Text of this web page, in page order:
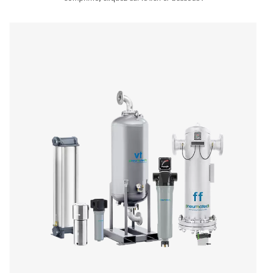
Une gamme complète
produits
Pour en savoir plus sur nos différents types de
comprimé, cliquez sur le lien ci-dessous :